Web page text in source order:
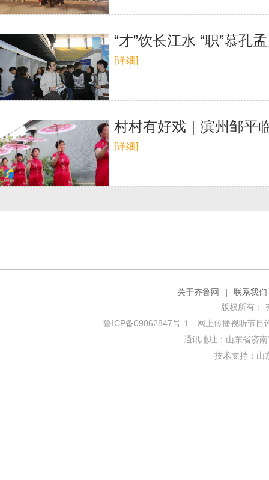
“才”饮长江水 “职”慕孔
[详细]
村村有好戏｜滨州邹平
[详细]
关于齐鲁网 |
联系我们
版权所有：
鲁ICP备09062847号-1
网上传播视听节目
通讯地址：山东省济
技术支持： 山